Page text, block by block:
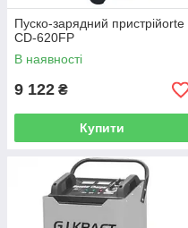
Пуско-зарядний пристрійorte
CD-620FP
В наявності
9 122 ₴
Купити